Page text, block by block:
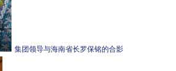
集团领导与海南省长罗保铭的合影